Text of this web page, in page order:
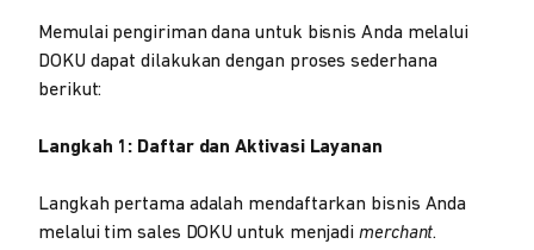
Memulai pengiriman dana untuk bisnis Anda melalui
DOKU dapat dilakukan dengan proses sederhana
berikut:
Langkah 1: Daftar dan Aktivasi Layanan
Langkah pertama adalah mendaftarkan bisnis Anda
melalui tim sales DOKU untuk menjadimerchant.